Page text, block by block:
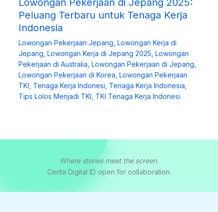
Peluang Terbaru untuk Tenaga Kerja
Indonesia
Lowongan Pekerjaan Jepang Lowongan Kerja di
Jepang Lowongan Kerja di Jepang 2025 Lowongan
Pekerjaan di Australia Lowongan Pekerjaan di Jepang
Lowongan Pekerjaan di Korea Lowongan Pekerjaan
TKI Tenaga Kerja Indonesi Tenaga Kerja Indonesia
Tips Lolos Menjadi TKI TKI Tenaga Kerja Indonesi
Where stories meet the screen.
Cerita Digital ID open for collaboration.